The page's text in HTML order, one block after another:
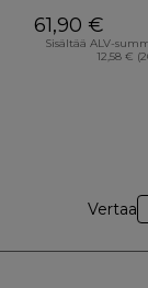
61,90 €
Sisältää ALV-
12,58 €
Vertaa